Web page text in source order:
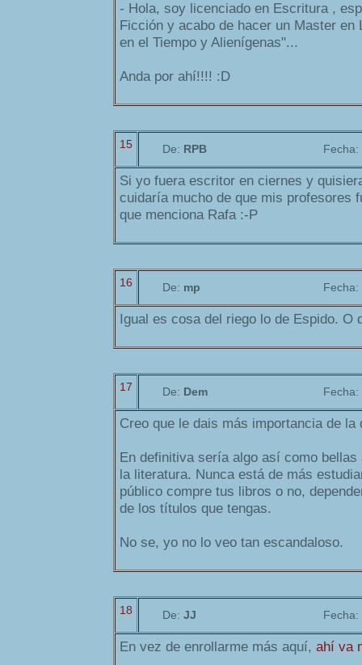
- Hola, soy licenciado en Escritura ,
Ficción y acabo de hacer un Master en
en el Tiempo y Alienígenas"...
Anda por ahí!!!! :D
15 De: RPB Fecha:
Si yo fuera escritor en ciernes y
cuidaría mucho de que mis profesores
que menciona Rafa :-P
16 De: mp Fecha:
Igual es cosa del riego lo de Espido. O
17 De: Dem Fecha:
Creo que le dais más importancia de la
En definitiva sería algo así como
la literatura. Nunca está de más
público compre tus libros o no,
de los títulos que tengas.
No se, yo no lo veo tan escandaloso.
18 De: JJ Fecha:
En vez de enrollarme más aquí, ahí va